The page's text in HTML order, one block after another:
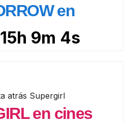
en
9m 2s
en cines